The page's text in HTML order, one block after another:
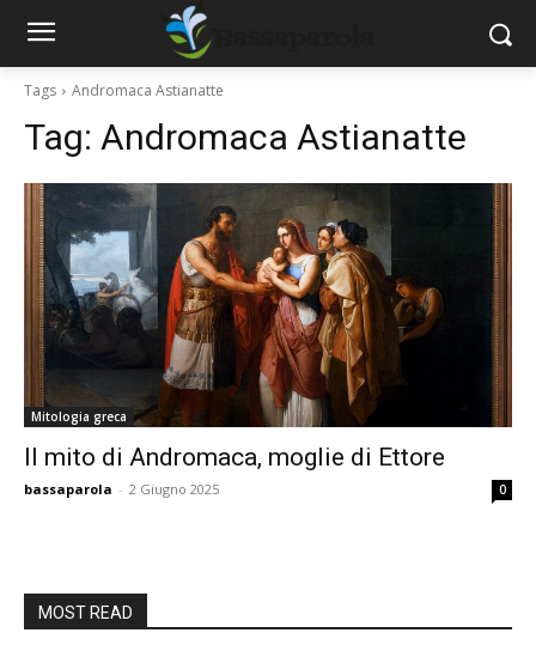
Tags Andromaca Astianatte
Tag: Andromaca Astianatte
Mitologia greca
Il mito di Andromaca, moglie di Ettore
bassaparola - 2 Giugno 2025 0
MOST READ